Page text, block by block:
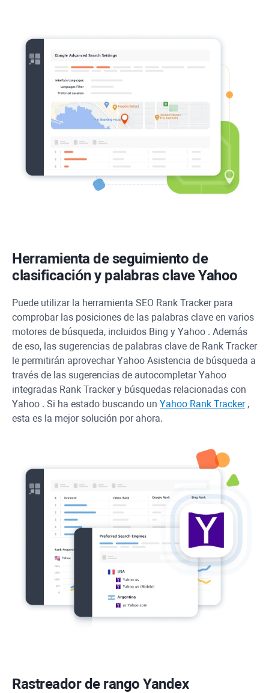
Herramienta de seguimiento de
clasificación y palabras claveYahoo
Puede utilizar la herramienta SEO Rank Trackerpara
comprobar las posiciones de las palabras clave en varios
motores de búsqueda, incluidos Bing y Yahoo . Además
de eso, las sugerencias de palabras clave de Rank Tracker
le permitirán aprovecharYahoo Asistencia de búsqueda a
través de las sugerencias de autocompletarYahoo
integradas Rank Trackery búsquedas relacionadas con
Yahoo . Si ha estado buscando un Yahoo Rank Tracker,
esta es la mejor solución por ahora.
Rastreador de rangoYandex